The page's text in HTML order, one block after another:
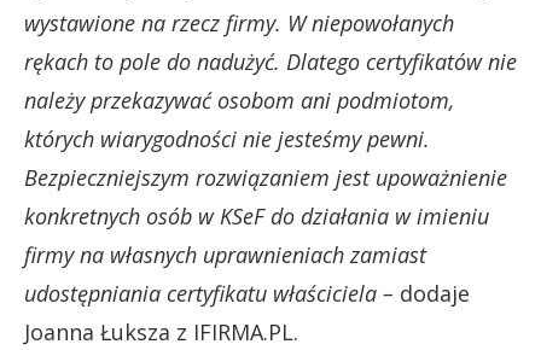
wystawione na rzecz firmy. W niepowołanych
rękach to pole do nadużyć. Dlatego certyfikatów nie
należy przekazywać osobom ani podmiotom,
których wiarygodności nie jesteśmy pewni.
Bezpieczniejszym rozwiązaniem jest upoważnienie
konkretnych osób w KSeF do działania w imieniu
firmy na własnych uprawnieniach zamiast
udostępniania certyfikatu właściciela – dodaje
Joanna Łuksza z IFIRMA.PL.